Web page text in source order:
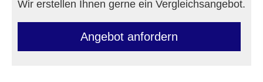
Wir erstellen Ihnen gerne ein Vergleichsangebot.
An­ge­bot an­for­dern